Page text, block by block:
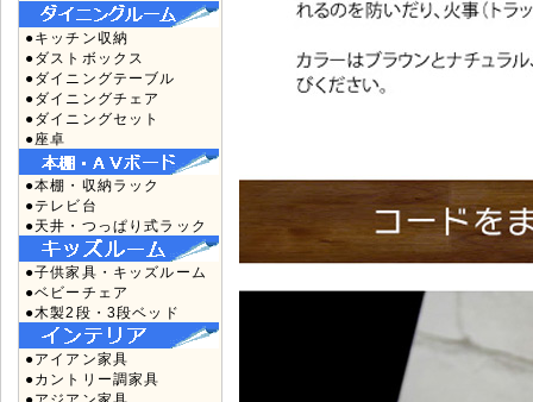
●キッチン収納
●ダストボックス
●ダイニングテーブル
●ダイニングチェア
●ダイニングセット
●座卓
●本棚・収納ラック
●テレビ台
●天井・つっぱり式ラック
●子供家具・キッズルーム
●ベビーチェア
●木製2段・3段ベッド
●アイアン家具
●カントリー調家具